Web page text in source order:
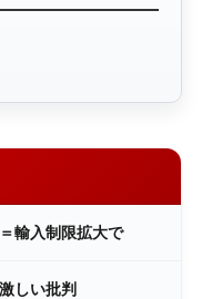
輸入制限拡大で
しい批判